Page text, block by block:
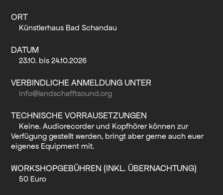
ORT
Künstlerhaus Bad Schandau
DATUM
23.10. bis 24.10.2026
VERBINDLICHE ANMELDUNG UNTER
info@landschafftsound.org
TECHNISCHE VORRAUSETZUNGEN
Keine.Audiorecorder und Kopfhörer können zur
Verfügung gestellt werden, bringt aber gerne auch euer
eigenes Equipment mit.
WORKSHOPGEBÜHREN (INKL. ÜBERNACHTUNG)
50 Euro